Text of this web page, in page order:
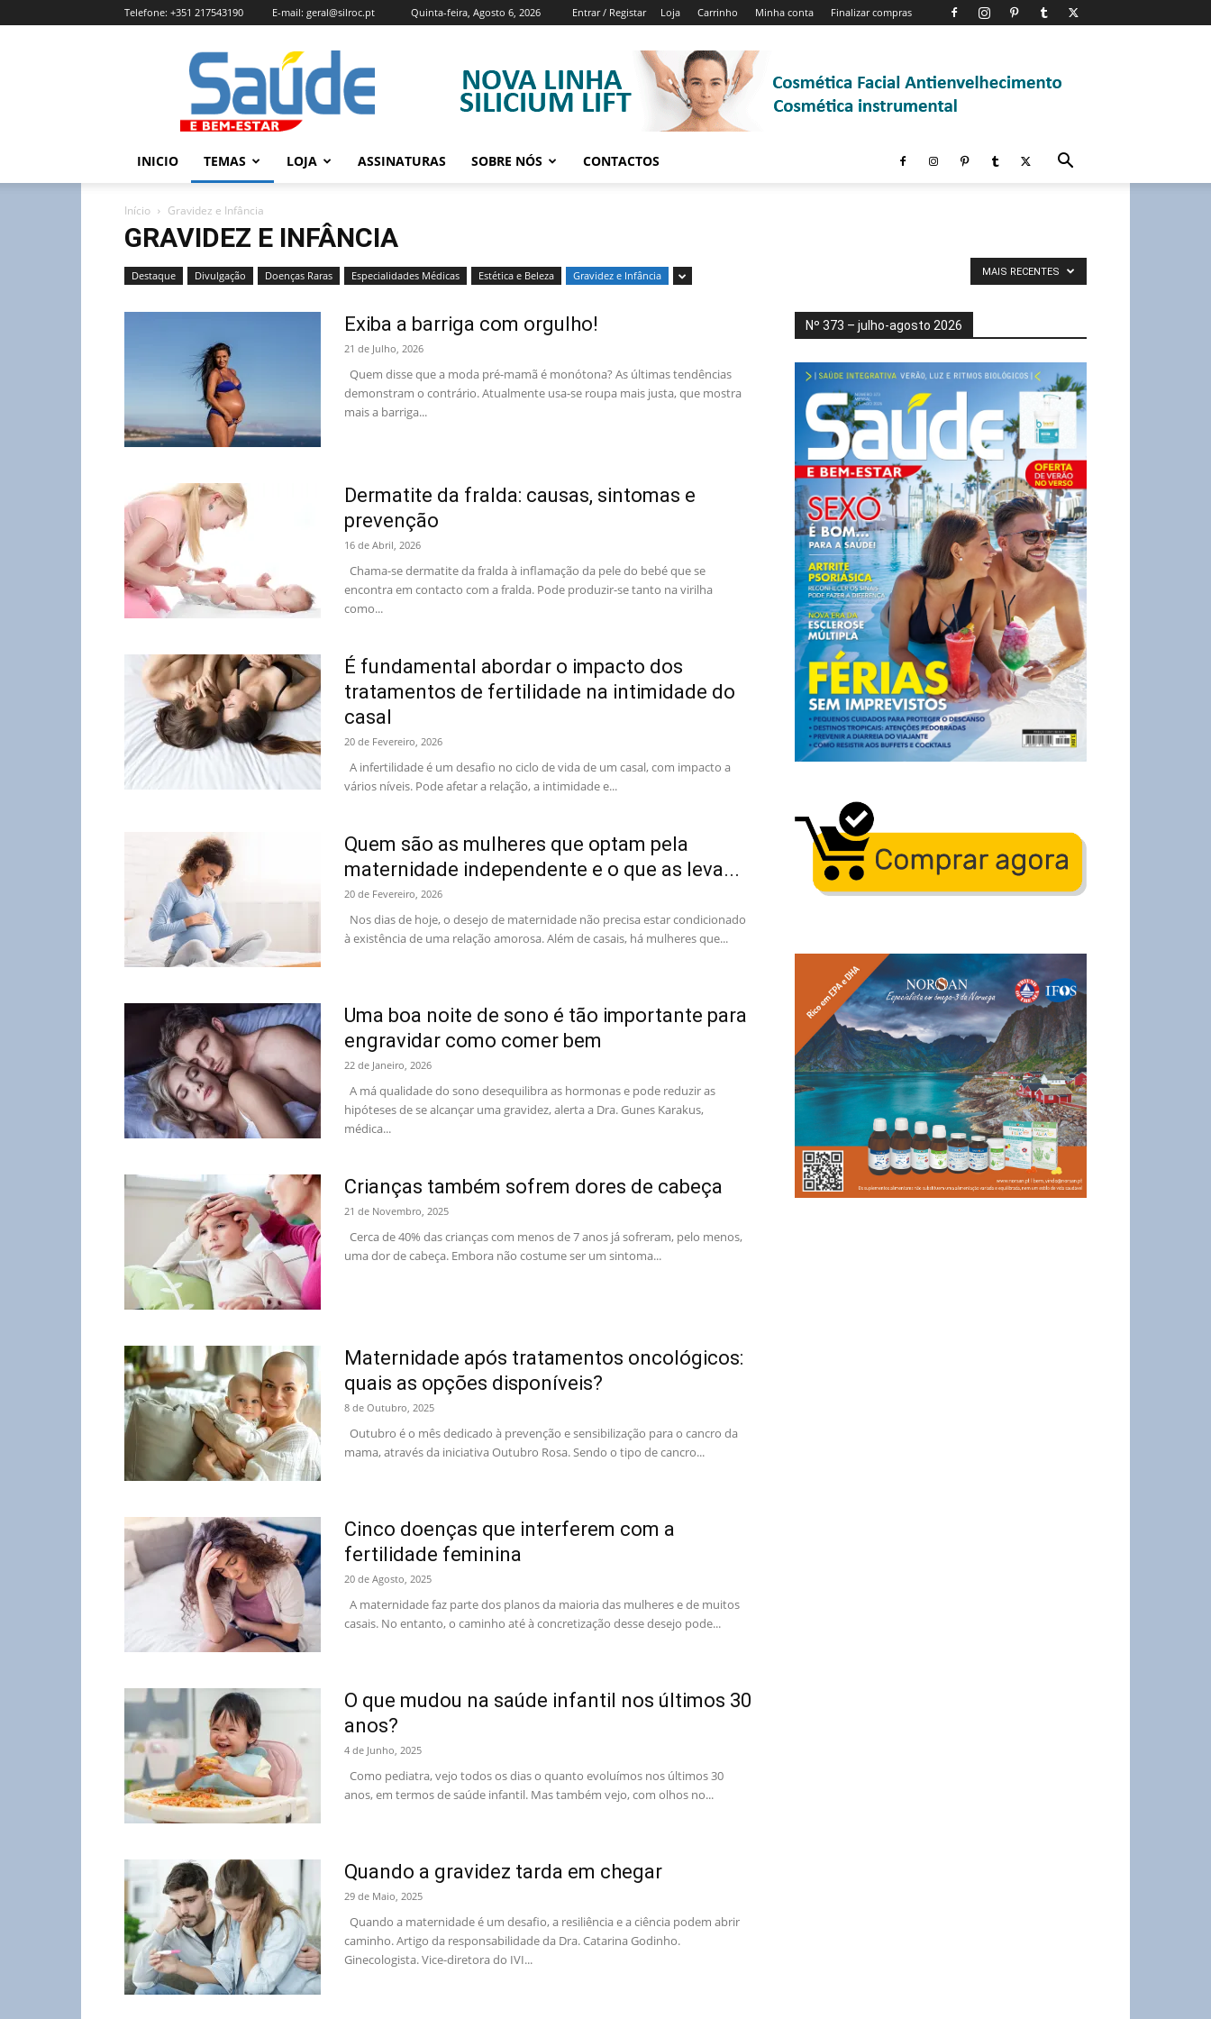
Quinta-feira, Agosto 6, 2026 Entrar / Registar Loja Carrinho Minha conta Finalizar compras
Telefone: +351 217543190 E-mail: geral@silroc.pt
Revista
Saúde
e
Bem
Estar
Edição
INICIO TEMAS LOJA ASSINATURAS SOBRE NÓS CONTACTOS
Início Gravidez e Infância
GRAVIDEZ E INFÂNCIA
Destaque Divulgação Doenças Raras Especialidades Médicas Estética e Beleza Gravidez e Infância MAIS RECENTES
Exiba a barriga com orgulho!
21 de Julho, 2026
Quem disse que a moda pré-mamã é monótona? As últimas tendências
demonstram o contrário. Atualmente usa-se roupa mais justa, que mostra
mais a barriga...
Dermatite da fralda: causas, sintomas e
prevenção
16 de Abril, 2026
Chama-se dermatite da fralda à inflamação da pele do bebé que se
encontra em contacto com a fralda. Pode produzir-se tanto na virilha
como...
É fundamental abordar o impacto dos
tratamentos de fertilidade na intimidade do
casal
20 de Fevereiro, 2026
A infertilidade é um desafio no ciclo de vida de um casal, com impacto a
vários níveis. Pode afetar a relação, a intimidade e...
Quem são as mulheres que optam pela
maternidade independente e o que as leva...
20 de Fevereiro, 2026
Nos dias de hoje, o desejo de maternidade não precisa estar condicionado
à existência de uma relação amorosa. Além de casais, há mulheres que...
Uma boa noite de sono é tão importante para
engravidar como comer bem
22 de Janeiro, 2026
A má qualidade do sono desequilibra as hormonas e pode reduzir as
hipóteses de se alcançar uma gravidez, alerta a Dra. Gunes Karakus,
médica...
Crianças também sofrem dores de cabeça
21 de Novembro, 2025
Cerca de 40% das crianças com menos de 7 anos já sofreram, pelo menos,
uma dor de cabeça. Embora não costume ser um sintoma...
Maternidade após tratamentos oncológicos:
quais as opções disponíveis?
8 de Outubro, 2025
Outubro é o mês dedicado à prevenção e sensibilização para o cancro da
mama, através da iniciativa Outubro Rosa. Sendo o tipo de cancro...
Cinco doenças que interferem com a
fertilidade feminina
20 de Agosto, 2025
A maternidade faz parte dos planos da maioria das mulheres e de muitos
casais. No entanto, o caminho até à concretização desse desejo pode...
O que mudou na saúde infantil nos últimos 30
anos?
4 de Junho, 2025
Como pediatra, vejo todos os dias o quanto evoluímos nos últimos 30
anos, em termos de saúde infantil. Mas também vejo, com olhos no...
Quando a gravidez tarda em chegar
29 de Maio, 2025
Quando a maternidade é um desafio, a resiliência e a ciência podem abrir
caminho. Artigo da responsabilidade da Dra. Catarina Godinho.
Ginecologista. Vice-diretora do IVI...
Nº 373 – julho-agosto 2026